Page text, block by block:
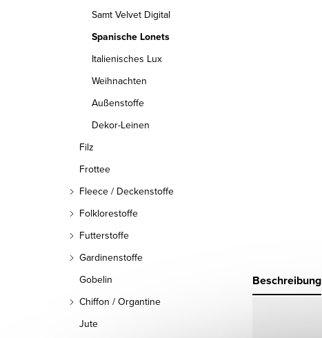
Samt Velvet Digital
Spanische Lonets
Italienisches Lux
Weihnachten
Außenstoffe
Dekor-Leinen
Filz
Frottee
Fleece / Deckenstoffe
Folklorestoffe
Futterstoffe
Gardinenstoffe
Gobelin
Chiffon / Organtine
Jute
Beschreibung